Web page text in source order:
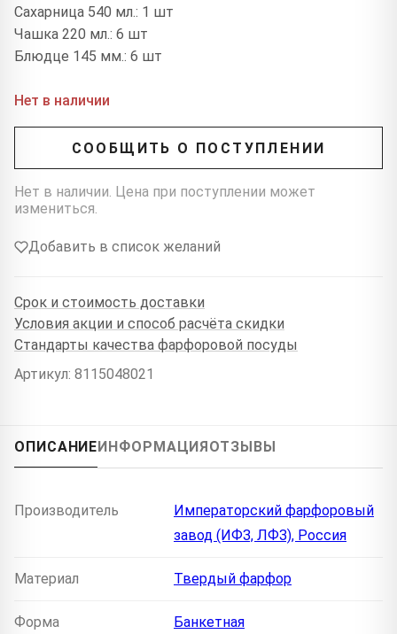
Сахарница 540 мл.: 1 шт
Чашка 220 мл.: 6 шт
Блюдце 145 мм.: 6 шт
Нет в наличии
СООБЩИТЬ О ПОСТУПЛЕНИИ
Нет в наличии. Цена при поступлении может
измениться.
Добавить в список желаний
Срок и стоимость доставки
Условия акции и способ расчёта скидки
Стандарты качества фарфоровой посуды
Артикул: 8115048021
ОПИСАНИЕИНФОРМАЦИЯОТЗЫВЫ
Производитель
Императорский фарфоровый
завод (ИФЗ, ЛФЗ), Россия
Материал Твердый фарфор
Форма Банкетная